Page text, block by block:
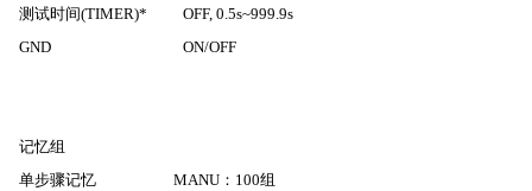
测试时间(TIMER)*
OFF, 0.5s~999.9s
GND
ON/OFF
记忆组
单步骤记忆
MANU： 100组